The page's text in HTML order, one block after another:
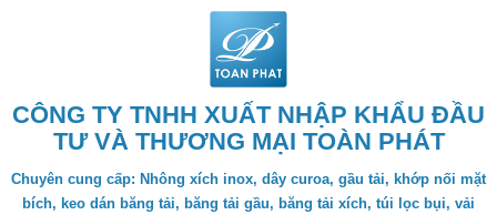
CÔNG TY TNHH XUẤT NHẬP KHẨU ĐẦU
TƯ VÀ THƯƠNG MẠI TOÀN PHÁT
Chuyên cung cấp: Nhông xích inox, dây curoa, gầu tải, khớp nối mặt
bích, keo dán băng tải, băng tải gầu, băng tải xích, túi lọc bụi, vải